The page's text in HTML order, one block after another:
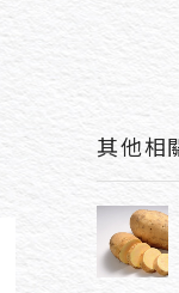
其他相